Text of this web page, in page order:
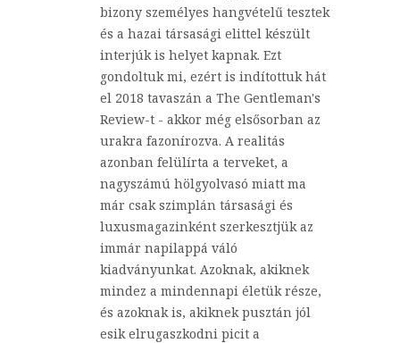
bizony személyes hangvételű tesztek
és a hazai társasági elittel készült
interjúk is helyet kapnak. Ezt
gondoltuk mi, ezért is indítottuk hát
el 2018 tavaszán a The Gentleman's
Review-t - akkor még elsősorban az
urakra fazonírozva. A realitás
azonban felülírta a terveket, a
nagyszámú hölgyolvasó miatt ma
már csak szimplán társasági és
luxusmagazinként szerkesztjük az
immár napilappá váló
kiadványunkat. Azoknak, akiknek
mindez a mindennapi életük része,
és azoknak is, akiknek pusztán jól
esik elrugaszkodni picit a